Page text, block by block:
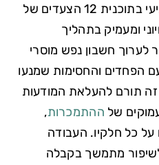
12 הצעדים של
ומעמיק בתהליך
חשבון נפש מוסרי
הפחדים והחסימות שמנעו
תורם להעלאת המודעות
של ההתמכרות,
על כל חלקיו. העבודה
מתמשך בקבלה